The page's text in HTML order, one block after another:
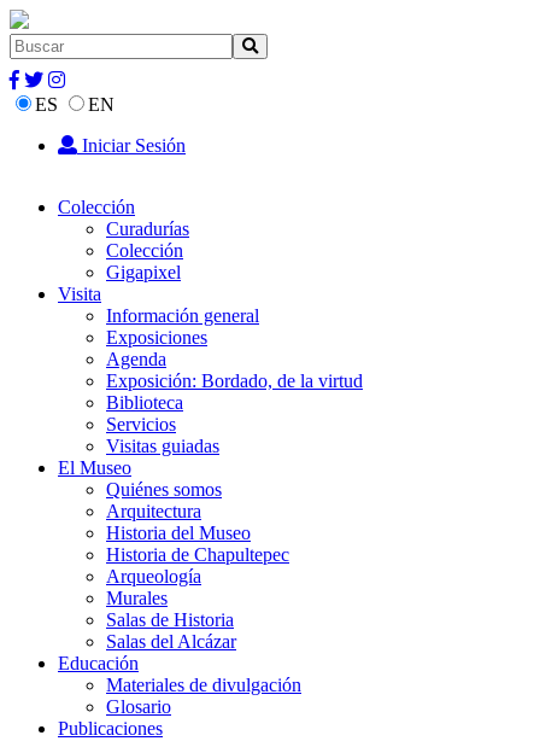
ES
EN
Iniciar Sesión
Colección
Curadurías
Colección
Gigapixel
Visita
Información general
Exposiciones
Agenda
Exposición: Bordado, de la virtud
Biblioteca
Servicios
Visitas guiadas
El Museo
Quiénes somos
Arquitectura
Historia del Museo
Historia de Chapultepec
Arqueología
Murales
Salas de Historia
Salas del Alcázar
Educación
Materiales de divulgación
Glosario
Publicaciones